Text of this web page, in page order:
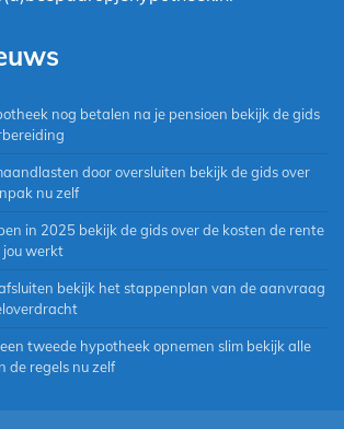
nog betalen na je pensioen bekijk de gids
door oversluiten bekijk de gids over
nu zelf
in 2025 bekijk de gids over de kosten de rente
werkt
bekijk het stappenplan van de aanvraag
tweede hypotheek opnemen slim bekijk alle
de regels nu zelf